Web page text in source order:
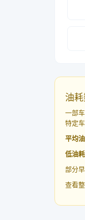
油
一部
特定
平均
低油
部分
查看